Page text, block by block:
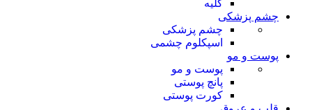
کلیه
چشم پزشکی
چشم پزشکی
اسپکلوم چشمی
پوست و مو
پوست و مو
پانچ پوستی
کورت پوستی